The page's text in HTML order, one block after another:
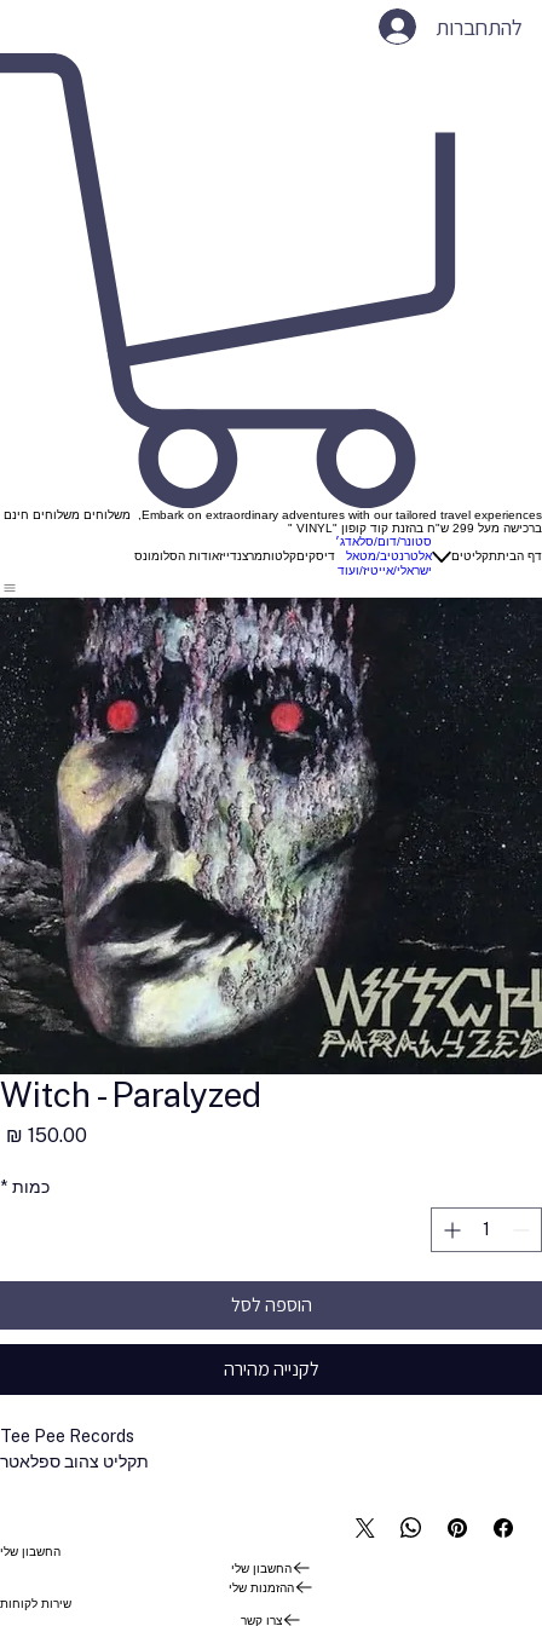
להתחברות
Embark on extraordinary adventures with our tailored travel experiences, משלוחים משלוחים חינם
ברכישה מעל 299 ש"ח בהזנת קוד קופון "VINYL "
דף הביתתקליטים
סטונר/דום/סלאדג׳
אלטרנטיב/מטאל
ישראלי/אייטיז/ועוד
דיסקיםקלטותמרצנדייזאודות הסלומונס
Witch - Paralyzed
כמות *
הוספה לסל
לקנייה מהירה
Tee Pee Records
תקליט צהוב ספלאטר
החשבון שלי
החשבון שלי
ההזמנות שלי
שירות לקוחות
צרו קשר